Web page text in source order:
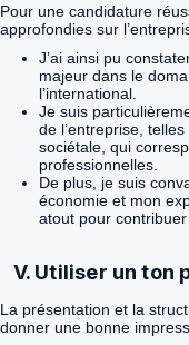
Pour une candidature
approfondies sur
J’ai ainsi pu
majeur dans le
l’international.
Je suis
de l’entreprise,
sociétale, qui
professionnelles.
De plus, je suis
économie et mon
atout pour
V. Utiliser un ton
La présentation et la
donner une bonne